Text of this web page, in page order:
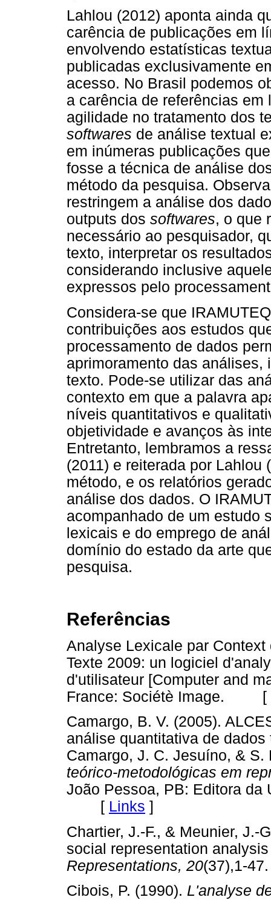
Lahlou (2012) aponta ainda
carência de publicações em
envolvendo estatísticas
publicadas exclusivamente
acesso. No Brasil podemos
a carência de referências
agilidade no tratamento dos
softwares de análise textual
em inúmeras publicações
fosse a técnica de análise
método da pesquisa.
restringem a análise dos
outputs dos softwares, o que
necessário ao pesquisador,
texto, interpretar os
considerando inclusive
expressos pelo
Considera-se que
contribuições aos estudos
processamento de dados
aprimoramento das
texto. Pode-se utilizar das
contexto em que a palavra
níveis quantitativos e
objetividade e avanços às
Entretanto, lembramos a
(2011) e reiterada por Lahlou
método, e os relatórios
análise dos dados. O
acompanhado de um estudo
lexicais e do emprego de
domínio do estado da arte
pesquisa.
Referências
Analyse Lexicale par
Texte 2009: un logiciel
d'utilisateur [Computer and
France: Sociétè Image. [
Camargo, B. V. (2005).
análise quantitativa de
Camargo, J. C. Jesuíno, &
teórico-metodológicas em
João Pessoa, PB: Editora da
[ Links ]
Chartier, J.-F., & Meunier, J.-
social representation
Representations, 20
Cibois, P. (1990). L'analyse